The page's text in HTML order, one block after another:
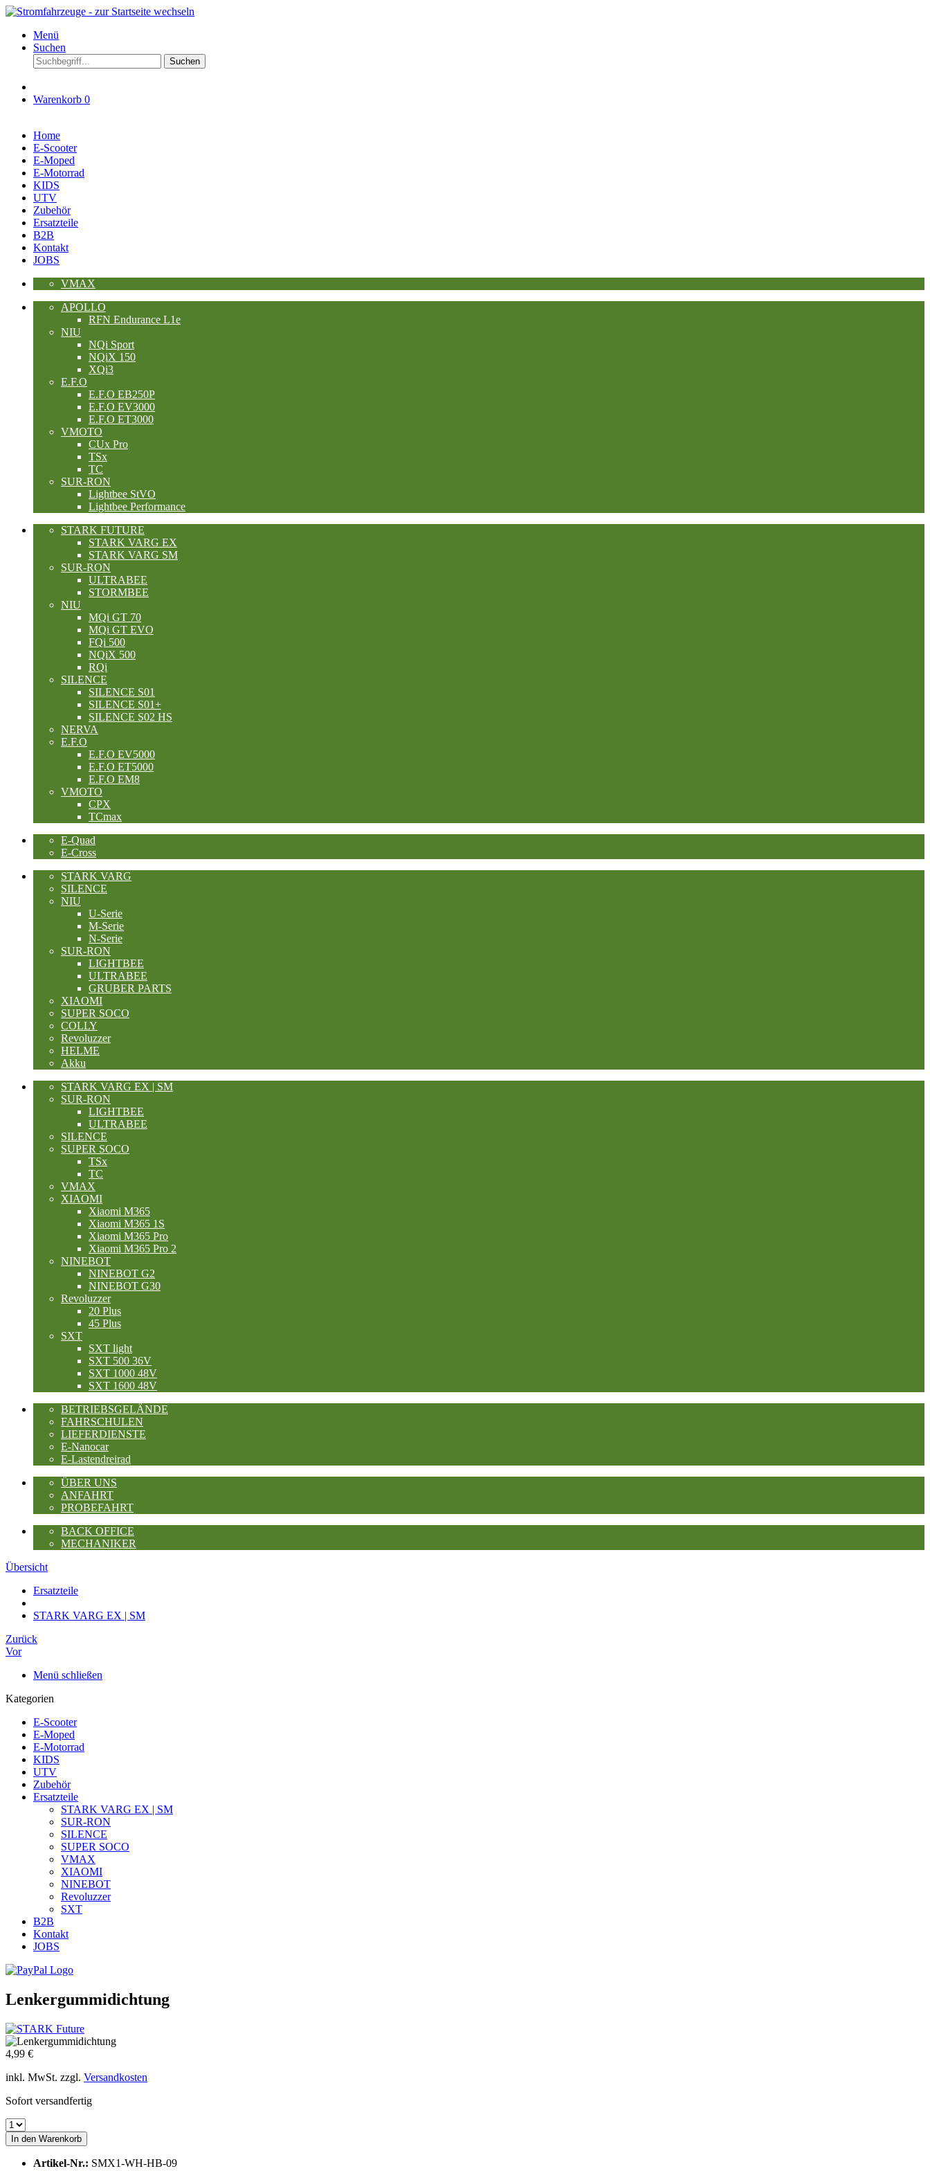
Menü
Suchen
Suchen
Warenkorb 0
Home
E-Scooter
E-Moped
E-Motorrad
KIDS
UTV
Zubehör
Ersatzteile
B2B
Kontakt
JOBS
VMAX
APOLLO
RFN Endurance L1e
NIU
NQi Sport
NQiX 150
XQi3
E.F.O
E.F.O EB250P
E.F.O EV3000
E.F.O ET3000
VMOTO
CUx Pro
TSx
TC
SUR-RON
Lightbee StVO
Lightbee Performance
STARK FUTURE
STARK VARG EX
STARK VARG SM
SUR-RON
ULTRABEE
STORMBEE
NIU
MQi GT 70
MQi GT EVO
FQi 500
NQiX 500
RQi
SILENCE
SILENCE S01
SILENCE S01+
SILENCE S02 HS
NERVA
E.F.O
E.F.O EV5000
E.F.O ET5000
E.F.O EM8
VMOTO
CPX
TCmax
E-Quad
E-Cross
STARK VARG
SILENCE
NIU
U-Serie
M-Serie
N-Serie
SUR-RON
LIGHTBEE
ULTRABEE
GRUBER PARTS
XIAOMI
SUPER SOCO
COLLY
Revoluzzer
HELME
Akku
STARK VARG EX | SM
SUR-RON
LIGHTBEE
ULTRABEE
SILENCE
SUPER SOCO
TSx
TC
VMAX
XIAOMI
Xiaomi M365
Xiaomi M365 1S
Xiaomi M365 Pro
Xiaomi M365 Pro 2
NINEBOT
NINEBOT G2
NINEBOT G30
Revoluzzer
20 Plus
45 Plus
SXT
SXT light
SXT 500 36V
SXT 1000 48V
SXT 1600 48V
BETRIEBSGELÄNDE
FAHRSCHULEN
LIEFERDIENSTE
E-Nanocar
E-Lastendreirad
ÜBER UNS
ANFAHRT
PROBEFAHRT
BACK OFFICE
MECHANIKER
Übersicht
Ersatzteile
STARK VARG EX | SM
Zurück
Vor
Menü schließen
Kategorien
E-Scooter
E-Moped
E-Motorrad
KIDS
UTV
Zubehör
Ersatzteile
STARK VARG EX | SM
SUR-RON
SILENCE
SUPER SOCO
VMAX
XIAOMI
NINEBOT
Revoluzzer
SXT
B2B
Kontakt
JOBS
Lenkergummidichtung
4,99 €
inkl. MwSt. zzgl. Versandkosten
Sofort versandfertig
In den Warenkorb
Artikel-Nr.: SMX1-WH-HB-09